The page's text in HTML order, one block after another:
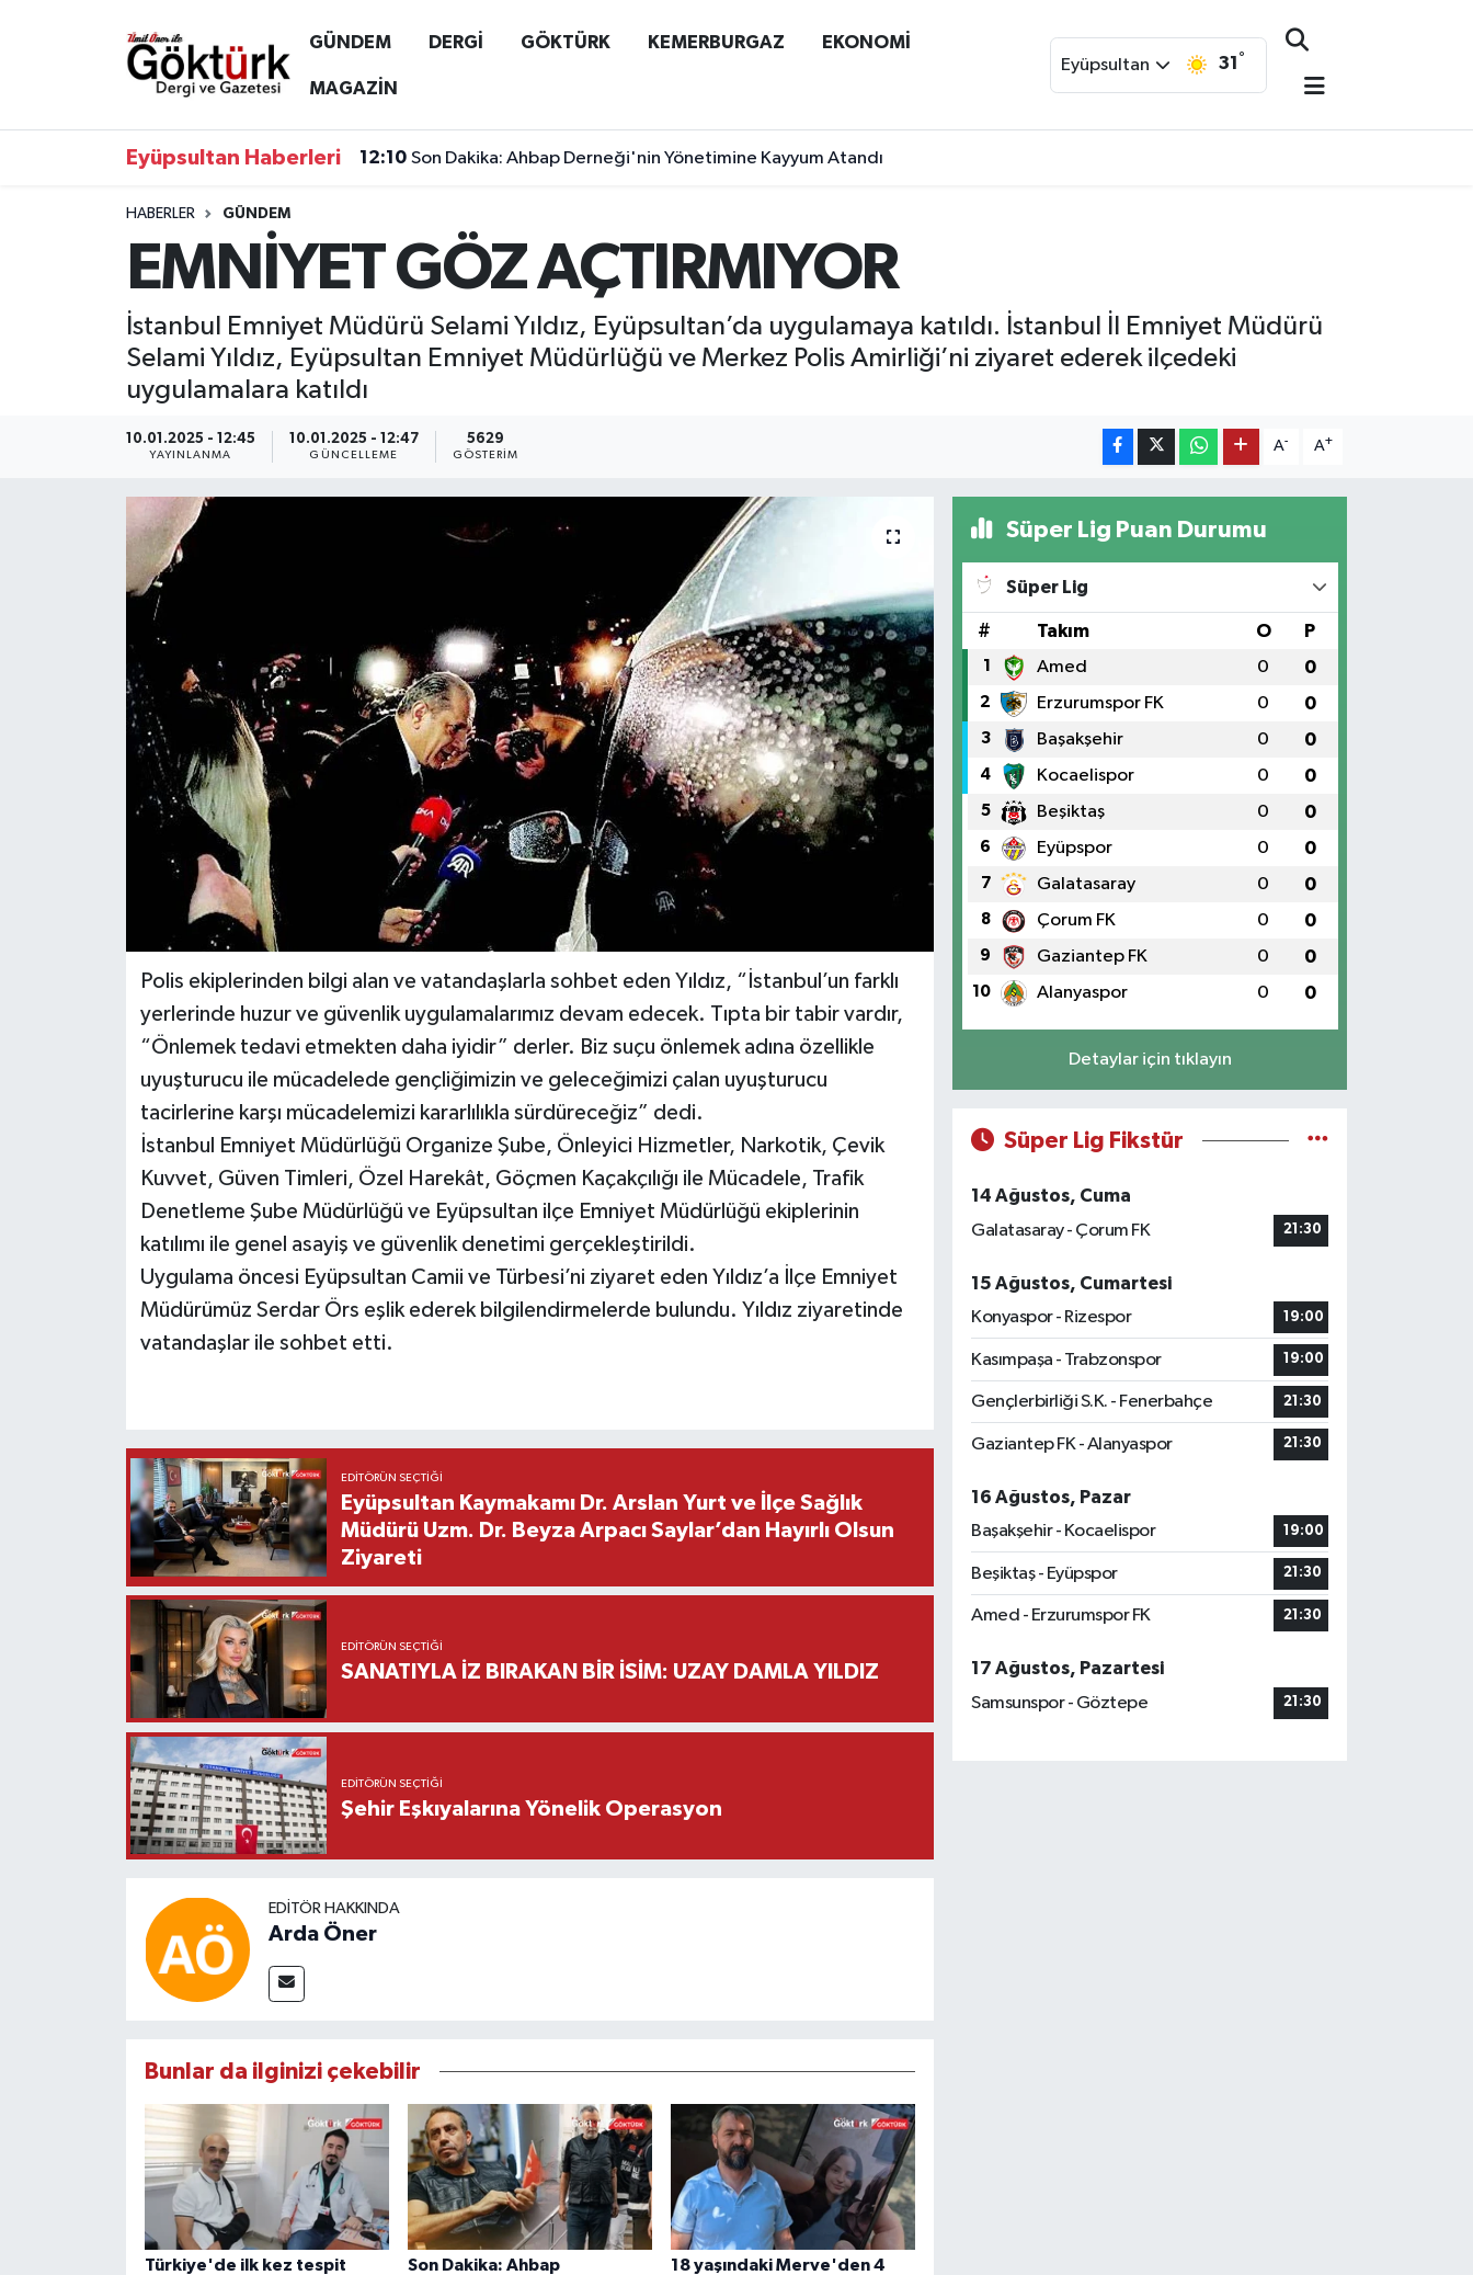
GÜNDEM DERGİ GÖKTÜRK KEMERBURGAZ EKONOMİ
MAGAZİN
Eyüpsultan 31 °
Eyüpsultan Haberleri 12:10 Son Dakika: Ahbap Derneği'nin Yönetimine Kayyum Atandı
HABERLER GÜNDEM
EMNİYET GÖZ AÇTIRMIYOR
İstanbul Emniyet Müdürü Selami Yıldız, Eyüpsultan’da uygulamaya katıldı. İstanbul İl Emniyet Müdürü
Selami Yıldız, Eyüpsultan Emniyet Müdürlüğü ve Merkez Polis Amirliği’ni ziyaret ederek ilçedeki
uygulamalara katıldı
10.01.2025 - 12:45
YAYINLANMA
10.01.2025 - 12:47
GÜNCELLEME
5629
GÖSTERIM
A- A+
Polis ekiplerinden bilgi alan ve vatandaşlarla sohbet eden Yıldız, “İstanbul’un farklı
yerlerinde huzur ve güvenlik uygulamalarımız devam edecek. Tıpta bir tabir vardır,
“Önlemek tedavi etmekten daha iyidir” derler. Biz suçu önlemek adına özellikle
uyuşturucu ile mücadelede gençliğimizin ve geleceğimizi çalan uyuşturucu
tacirlerine karşı mücadelemizi kararlılıkla sürdüreceğiz” dedi.
İstanbul Emniyet Müdürlüğü Organize Şube, Önleyici Hizmetler, Narkotik, Çevik
Kuvvet, Güven Timleri, Özel Harekât, Göçmen Kaçakçılığı ile Mücadele, Trafik
Denetleme Şube Müdürlüğü ve Eyüpsultan ilçe Emniyet Müdürlüğü ekiplerinin
katılımı ile genel asayiş ve güvenlik denetimi gerçekleştirildi.
Uygulama öncesi Eyüpsultan Camii ve Türbesi’ni ziyaret eden Yıldız’a İlçe Emniyet
Müdürümüz Serdar Örs eşlik ederek bilgilendirmelerde bulundu. Yıldız ziyaretinde
vatandaşlar ile sohbet etti.
EDITÖRÜN SEÇTIĞI
Eyüpsultan Kaymakamı Dr. Arslan Yurt ve İlçe Sağlık
Müdürü Uzm. Dr. Beyza Arpacı Saylar’dan Hayırlı Olsun
Ziyareti
EDITÖRÜN SEÇTIĞI
SANATIYLA İZ BIRAKAN BİR İSİM: UZAY DAMLA YILDIZ
EDITÖRÜN SEÇTIĞI
Şehir Eşkıyalarına Yönelik Operasyon
EDITÖR HAKKINDA
Arda Öner
Bunlar da ilginizi çekebilir
Türkiye'de ilk kez tespit
Son Dakika: Ahbap
18 yaşındaki Merve'den 4
Süper Lig Puan Durumu
Süper Lig
# Takım O P
1 Amed 0 0
2 Erzurumspor FK 0 0
3 Başakşehir 0 0
4 Kocaelispor 0 0
5 Beşiktaş 0 0
6 Eyüpspor 0 0
7 Galatasaray 0 0
8 Çorum FK 0 0
9 Gaziantep FK 0 0
10 Alanyaspor 0 0
Detaylar için tıklayın
Süper Lig Fikstür
14 Ağustos, Cuma
Galatasaray - Çorum FK
21:30
15 Ağustos, Cumartesi
Konyaspor - Rizespor
19:00
Kasımpaşa - Trabzonspor 19:00
Gençlerbirliği S.K. - Fenerbahçe 21:30
Gaziantep FK - Alanyaspor 21:30
16 Ağustos, Pazar
Başakşehir - Kocaelispor
19:00
Beşiktaş - Eyüpspor 21:30
Amed - Erzurumspor FK 21:30
17 Ağustos, Pazartesi
Samsunspor - Göztepe
21:30
Anne Çocuk
EKONOMİ
KEMERBURGAZ
KÜLTÜR - SANAT
MAGAZİN
ÖZEL HABER
Eyüpsultan Hava Durumu
Tüm Manşetler
Son Dakika Haberleri
Haber Arşivi